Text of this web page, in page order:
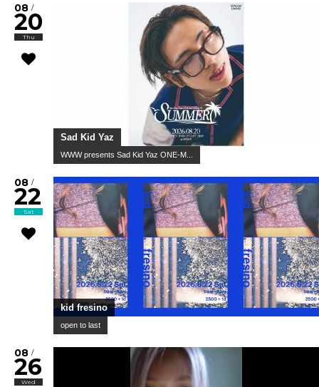
08 /
20
Thu
Sad Kid Yaz
WWW presents Sad Kid Yaz ONE-M...
08 /
22
Sat
kid fresino
open to last
08 /
26
Wed